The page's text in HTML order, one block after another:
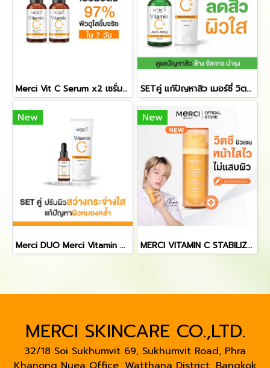
Merci Vit C Serum x2 เซรั่มวิตซี 2ขวด แถมฟรี!! เมอร์ซี่ เจลใส ล้างหน้า ขนาด20กรัม SETคู่ แก้ปัญหาสิว เมอร์ซี่ วิตามินซี เซรั่ม สูตรสิว 1 ขวด + เจลล้างหน้านุ่ม 1 หลอด
New
Merci DUO Merci Vitamin C Extra Bright Serum 10 ml.+Merci Vitamin C Bright Gel Cleanser 50 ml.
New
MERCI VITAMIN C STABILIZED 5C BRIGHTENING SERUM 30 ml.
MERCI SKINCARE CO.,LTD.
32/18 Soi Sukhumvit 69, Sukhumvit Road, Phra